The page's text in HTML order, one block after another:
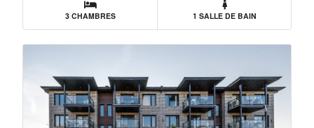
3 CHAMBRES 1 SALLE DE BAIN